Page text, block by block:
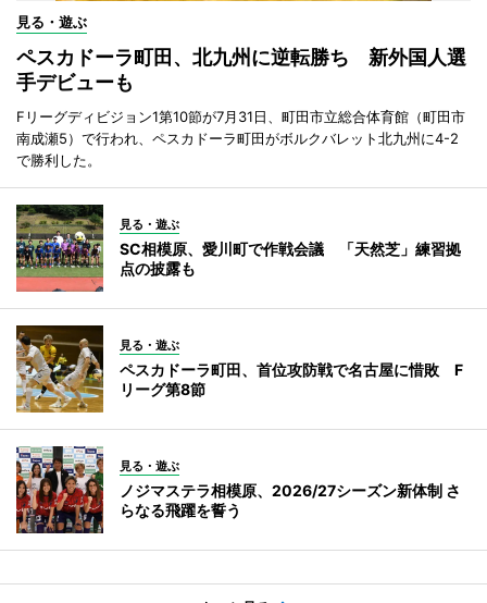
見る・遊ぶ
ペスカドーラ町田、北九州に逆転勝ち 新外国人選
手デビューも
Fリーグディビジョン1第10節が7月31日、町田市立総合体育館（町田市
南成瀬5）で行われ、ペスカドーラ町田がボルクバレット北九州に4-2
で勝利した。
見る・遊ぶ
SC相模原、愛川町で作戦会議 「天然芝」練習拠
点の披露も
見る・遊ぶ
ペスカドーラ町田、首位攻防戦で名古屋に惜敗 F
リーグ第8節
見る・遊ぶ
ノジマステラ相模原、2026/27シーズン新体制 さ
らなる飛躍を誓う